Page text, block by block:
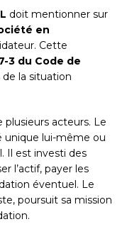
doit mentionner sur
en
Cette
3 du Code de
de la situation
acteurs. Le
unique lui-même ou
Il est investi des
l’actif, payer les
éventuel. Le
poursuit sa mission